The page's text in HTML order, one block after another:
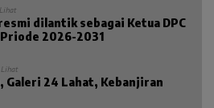
dilantik sebagai Ketua DPC
2026-2031
Lihat
Galeri 24 Lahat, Kebanjiran